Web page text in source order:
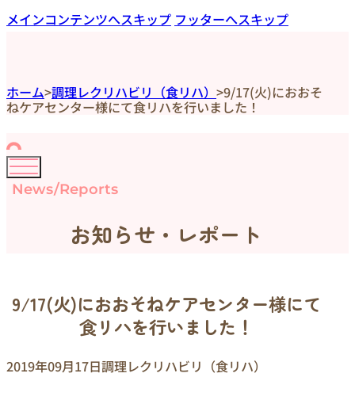
メインコンテンツへスキップ フッターへスキップ
ホーム>調理レクリハビリ（食リハ） >9/17(火)におおそ
ねケアセンター様にて食リハを行いました！
News/Reports
お知らせ・レポート
9/17(火)におおそねケアセンター様にて
食リハを行いました！
2019年09月17日調理レクリハビリ（食リハ）